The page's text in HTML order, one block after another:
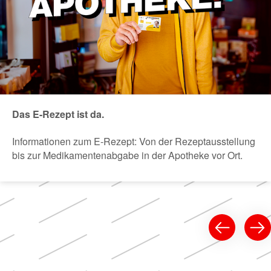
Das E-Rezept ist da.
Informationen zum E-Rezept: Von der Rezeptausstellung
bis zur Medikamentenabgabe in der Apotheke vor Ort.